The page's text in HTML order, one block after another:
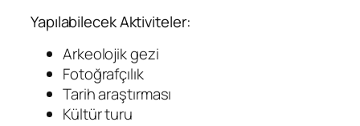
Yapılabilecek Aktiviteler:
Arkeolojik gezi
Fotoğrafçılık
Tarih araştırması
Kültür turu